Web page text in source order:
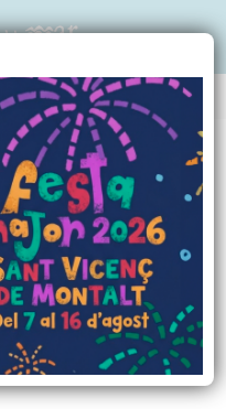
2011
al